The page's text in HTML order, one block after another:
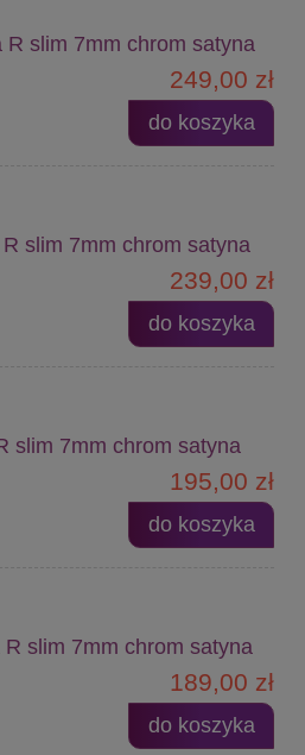
R slim 7mm chrom satyna
249,00 zł
do koszyka
slim 7mm chrom satyna
239,00 zł
do koszyka
slim 7mm chrom satyna
195,00 zł
do koszyka
slim 7mm chrom satyna
189,00 zł
do koszyka